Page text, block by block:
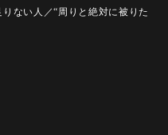
ない人／“周りと絶対に被りた